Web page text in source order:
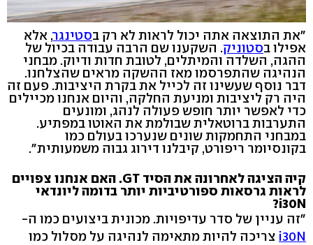
"את התוצאה אתה יכול לראות לא רק בסטינגר, אלא
אפילו בסטוניק. השקענו שם הרבה עבודה בכיול של
ההגה, השלדה והמיתלים, לטובת חדות ודיוק. מבחני
הנהיגה שהתפרסמו מאז ההשקה מראים שהצלחנו.
דבר נוסף שעשינו זה לכייל את בקרת היציבות. פעם זה
היה רק ליציבות ומניעת החלקה, והיום אנחנו מכיילים
כדי לאפשר יותר חופש פעולה לנהג, ומונעים
התערבות ברוטאלית שבולמת את האוטו במפתיע.
במבחני התחמקות שונים שנערכו בעולם כמו
בקונסיומר ריפורט, קיבלנו דירוג גבוה משמעותית".
קיה הציגה לאחרונה את הסיד GT. האם אנחנו צפויים
לראות גרסאות ספורטיביות יותר בדומה ליונדאי
i30N?
"זה עניין של סדר עדיפויות. מכונית ביצועים כמו ה-
i30N צריכה להיות מתאימה לנהיגה על מסלול כמו